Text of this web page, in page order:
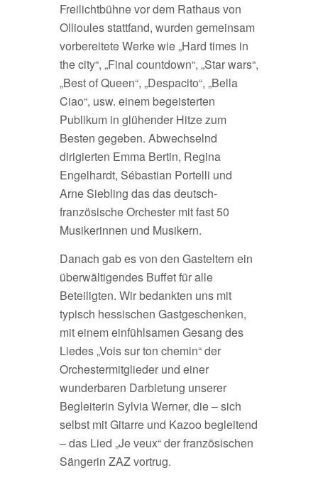
Freilichtbühne vor dem Rathaus von
Ollioules stattfand, wurden gemeinsam
vorbereitete Werke wie „Hard times in
the city“, „Final countdown“, „Star wars“,
„Best of Queen“, „Despacito“, „Bella
Ciao“, usw. einem begeisterten
Publikum in glühender Hitze zum
Besten gegeben. Abwechselnd
dirigierten Emma Bertin, Regina
Engelhardt, Sébastian Portelli und
Arne Siebling das das deutsch-
französische Orchester mit fast 50
Musikerinnen und Musikern.
Danach gab es von den Gasteltern ein
überwältigendes Buffet für alle
Beteiligten. Wir bedankten uns mit
typisch hessischen Gastgeschenken,
mit einem einfühlsamen Gesang des
Liedes „Vois sur ton chemin“ der
Orchestermitglieder und einer
wunderbaren Darbietung unserer
Begleiterin Sylvia Werner, die – sich
selbst mit Gitarre und Kazoo begleitend
– das Lied „Je veux“ der französischen
Sängerin ZAZ vortrug.